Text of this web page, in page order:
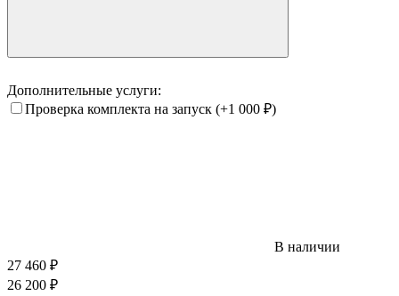
Дополнительные услуги:
Проверка комплекта на запуск (+1 000 ₽)
В наличии
27 460 ₽
26 200 ₽